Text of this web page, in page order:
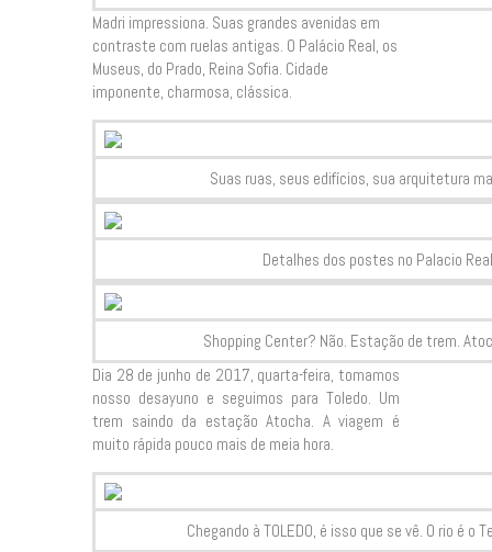
Madri impressiona. Suas grandes avenidas em
contraste com ruelas antigas. O Palácio Real, os
Museus, do Prado, Reina Sofia. Cidade
imponente, charmosa, clássica.
Suas ruas, seus edifícios, sua arquitetura
Detalhes dos postes no Palacio
Shopping Center? Não. Estação de trem.
Dia 28 de junho de 2017, quarta-feira, tomamos
nosso desayuno e seguimos para Toledo. Um
trem saindo da estação Atocha. A viagem é
muito rápida pouco mais de meia hora.
Chegando à TOLEDO, é isso que se vê. O rio é o